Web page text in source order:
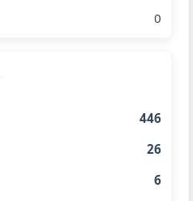
0
446
26
6